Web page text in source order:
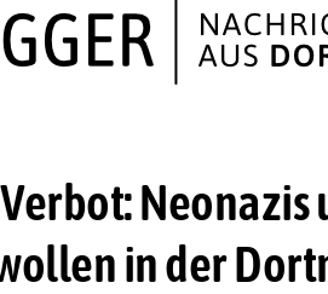
Neonazis
in der